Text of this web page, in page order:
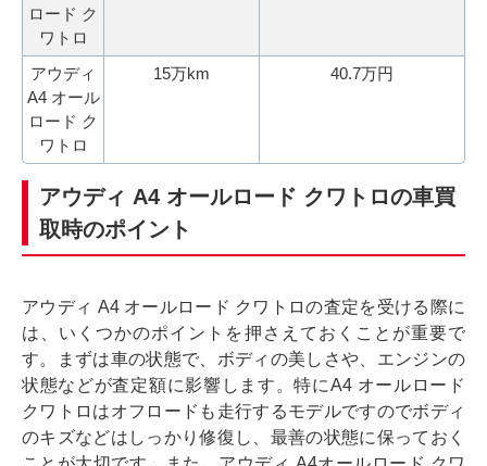
ロード ク
ワトロ
アウディ
A4 オール
ロード ク
ワトロ
15万km 40.7万円
アウディ A4 オールロード クワトロの車買
取時のポイント
アウディ A4 オールロード クワトロの査定を受ける際に
は、いくつかのポイントを押さえておくことが重要で
す。まずは車の状態で、ボディの美しさや、エンジンの
状態などが査定額に影響します。特にA4 オールロード
クワトロはオフロードも走行するモデルですのでボディ
のキズなどはしっかり修復し、最善の状態に保っておく